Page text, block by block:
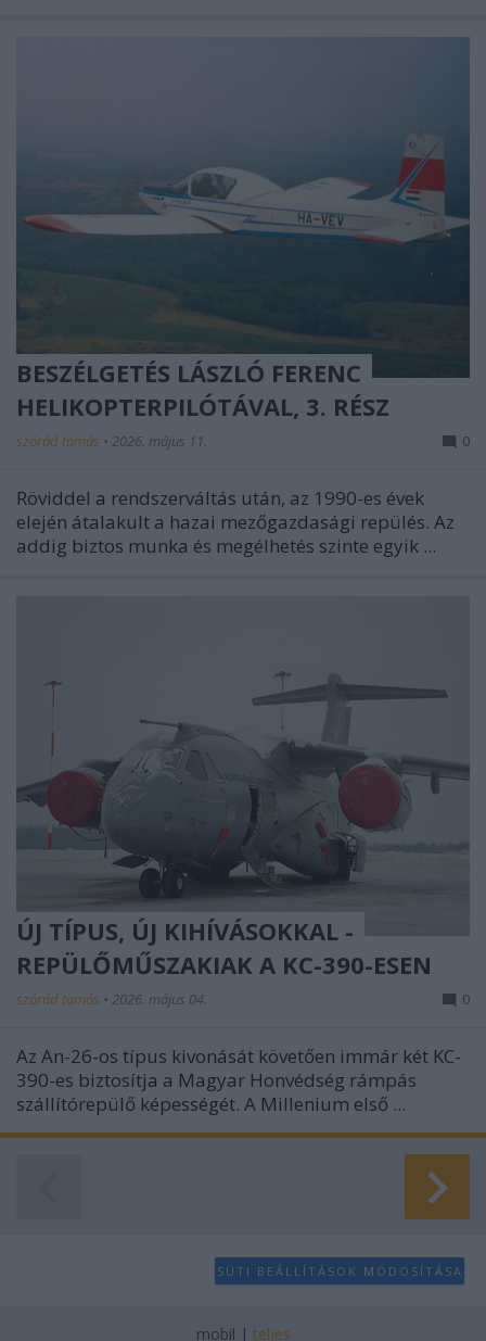
BESZÉLGETÉS LÁSZLÓ FERENC
HELIKOPTERPILÓTÁVAL, 3. RÉSZ
szórád tamás • 2026. május 11. 0
Röviddel a rendszerváltás után, az 1990-es évek
elején átalakult a hazai mezőgazdasági repülés. Az
addig biztos munka és megélhetés szinte egyik ...
ÚJ TÍPUS, ÚJ KIHÍVÁSOKKAL -
REPÜLŐMŰSZAKIAK A KC-390-ESEN
szórád tamás • 2026. május 04. 0
Az An-26-os típus kivonását követően immár két KC-
390-es biztosítja a Magyar Honvédség rámpás
szállítórepülő képességét. A Millenium első ...
SÜTI BEÁLLÍTÁSOK MÓDOSÍTÁSA
mobil | teljes